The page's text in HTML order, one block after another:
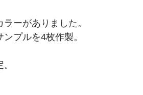
ーがありました。
プルを4枚作製。